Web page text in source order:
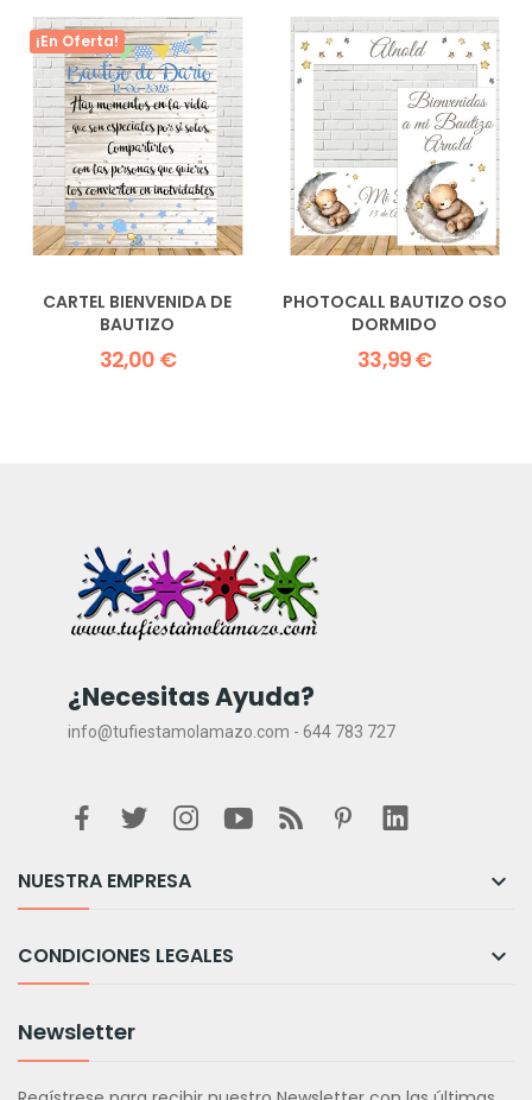
¡En Oferta!
CARTEL BIENVENIDA DE
BAUTIZO
32,00 €
PHOTOCALL BAUTIZO OSO
DORMIDO
33,99 €
¿Necesitas Ayuda?
info@tufiestamolamazo.com - 644 783 727
NUESTRA EMPRESA 
CONDICIONES LEGALES 
Newsletter